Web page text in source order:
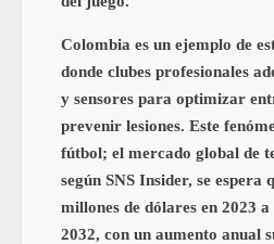
Colombia es un ejemplo de
donde clubes profesionales
y sensores para optimizar
prevenir lesiones. Este
fútbol; el mercado global de
según SNS Insider, se espera
millones de dólares en 2023
2032, con un aumento anual